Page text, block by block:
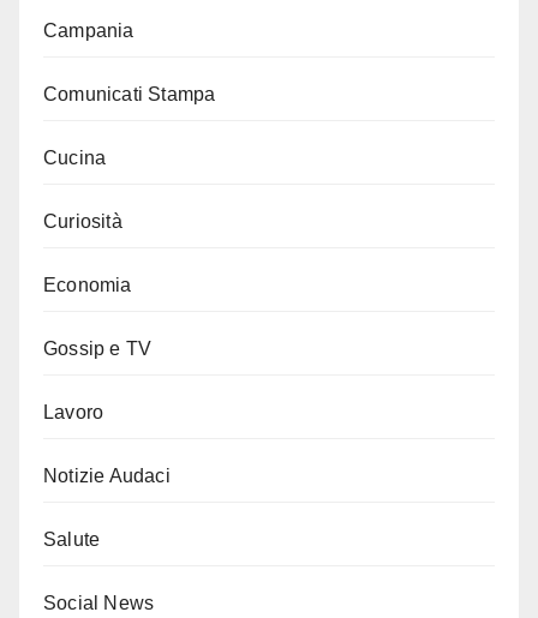
Campania
Comunicati Stampa
Cucina
Curiosità
Economia
Gossip e TV
Lavoro
Notizie Audaci
Salute
Social News